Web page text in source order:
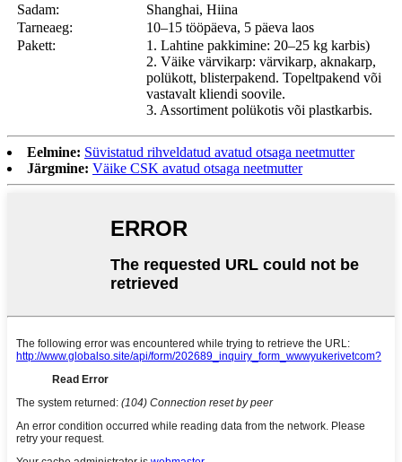
Sadam:
Shanghai, Hiina
Tarneaeg:
10–15 tööpäeva, 5 päeva laos
Pakett:
1. Lahtine pakkimine: 20–25 kg karbis)
2. Väike värvikarp: värvikarp, aknakarp,
polükott, blisterpakend. Topeltpakend või
vastavalt kliendi soovile.
3. Assortiment polükotis või plastkarbis.
Eelmine: Süvistatud rihveldatud avatud otsaga neetmutter
Järgmine: Väike CSK avatud otsaga neetmutter